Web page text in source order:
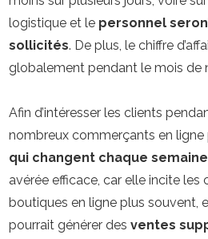
logistique et le personnel
sollicités. De plus, le chiffre
globalement pendant le mois de
Afin d’intéresser les clients
nombreux commerçants en
qui changent chaque semaine
avérée efficace, car elle incite les
boutiques en ligne plus souvent,
pourrait générer des ventes